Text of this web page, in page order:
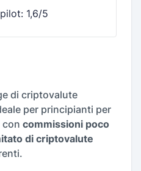
1,6/5
di criptovalute
per principianti per
con commissioni poco
di criptovalute